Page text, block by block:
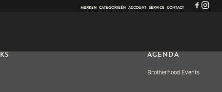
MERKEN CATEGORIEËN ACCOUNT SERVICE CONTACT
AGENDA
Brotherhood Events